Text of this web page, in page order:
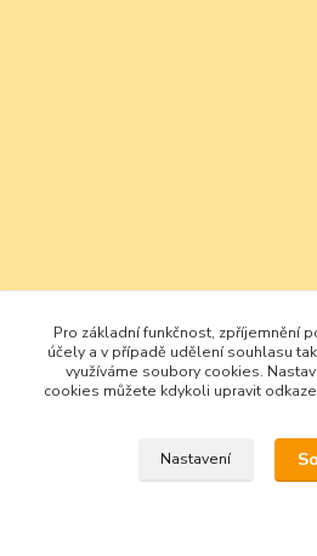
Pro základní funkčnost, zpříjemnění
účely a v případě udělení souhlasu
využíváme soubory cookies.
cookies můžete kdykoli upravit
Nastavení